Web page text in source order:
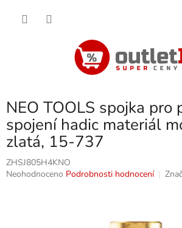
NEO TOOLS spojka pro
spojení hadic materiál
zlatá, 15-737
ZHSJ805H4KNO
Průměrné
Neohodnoceno Podrobnosti hodnocení